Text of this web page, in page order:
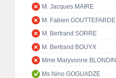
M. Jacques MAIRE
M. Fabien GOUTTEFARDE
M. Bertrand SORRE
M. Bertrand BOUYX
Mme Maryvonne BLONDIN
Ms Nino GOGUADZE